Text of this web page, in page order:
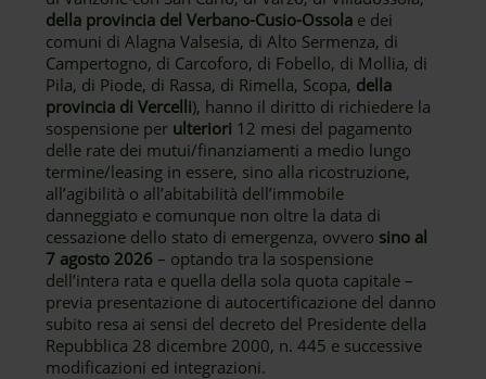
della provincia del Verbano-Cusio-Ossola e dei
comuni di Alagna Valsesia, di Alto Sermenza, di
Campertogno, di Carcoforo, di Fobello, di Mollia, di
Pila, di Piode, di Rassa, di Rimella, Scopa, della
provincia di Vercelli), hanno il diritto di richiedere la
sospensione per ulteriori 12 mesi del pagamento
delle rate dei mutui/finanziamenti a medio lungo
termine/leasing in essere, sino alla ricostruzione,
all’agibilità o all’abitabilità dell’immobile
danneggiato e comunque non oltre la data di
cessazione dello stato di emergenza, ovvero sino al
7 agosto 2026 – optando tra la sospensione
dell’intera rata e quella della sola quota capitale –
previa presentazione di autocertificazione del danno
subito resa ai sensi del decreto del Presidente della
Repubblica 28 dicembre 2000, n. 445 e successive
modificazioni ed integrazioni.